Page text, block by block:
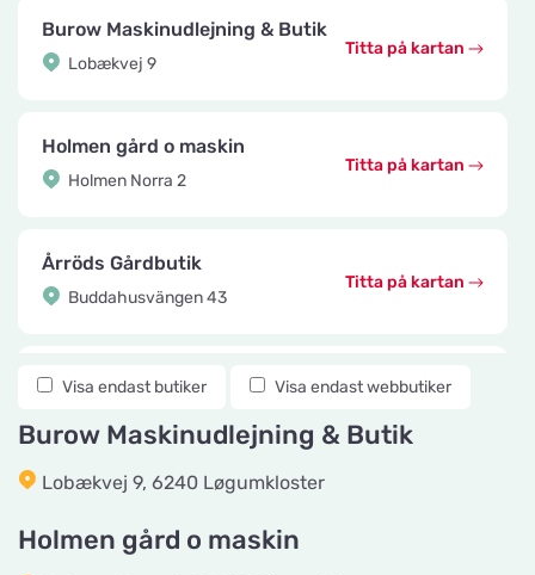
Burow Maskinudlejning & Butik
Lobækvej 9
Titta på kartan
Holmen gård o maskin
Holmen Norra 2
Titta på kartan
Årröds Gårdbutik
Buddahusvängen 43
Titta på kartan
Knuttes Djurcenter
Titta på kartan
vetzoo.se
Frösundaviks Allé 1
Visa endast butiker Visa endast webbutiker
Burow Maskinudlejning & Butik
Lobækvej 9, 6240 Løgumkloster
Holmen gård o maskin